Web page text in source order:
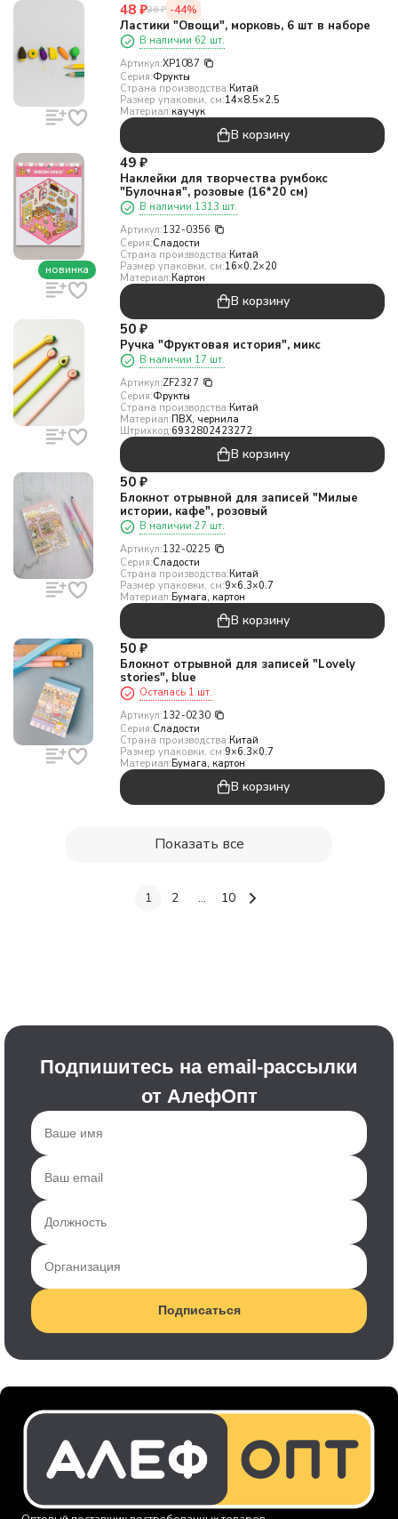
48 ₽86 ₽ -44%
Ластики "Овощи", морковь, 6 шт в наборе
В наличии 62 шт.
Артикул:XP1087
Серия:Фрукты
Страна производства:Китай
Размер упаковки, см:14×8.5×2.5
Материал:каучук
В корзину
новинка
49 ₽
Наклейки для творчества румбокс
"Булочная", розовые (16*20 см)
В наличии 1313 шт.
Артикул:132-0356
Серия:Сладости
Страна производства:Китай
Размер упаковки, см:16×0.2×20
Материал:Картон
В корзину
50 ₽
Ручка "Фруктовая история", микс
В наличии 17 шт.
Артикул:ZF2327
Серия:Фрукты
Страна производства:Китай
Материал:ПВХ, чернила
Штрихкод:6932802423272
В корзину
50 ₽
Блокнот отрывной для записей "Милые
истории, кафе", розовый
В наличии 27 шт.
Артикул:132-0225
Серия:Сладости
Страна производства:Китай
Размер упаковки, см:9×6.3×0.7
Материал:Бумага, картон
В корзину
50 ₽
Блокнот отрывной для записей "Lovely
stories", blue
Осталась 1 шт.
Артикул:132-0230
Серия:Сладости
Страна производства:Китай
Размер упаковки, см:9×6.3×0.7
Материал:Бумага, картон
В корзину
Показать все
1 2 ... 10
Подпишитесь на email-рассылки
от АлефОпт
Подписаться